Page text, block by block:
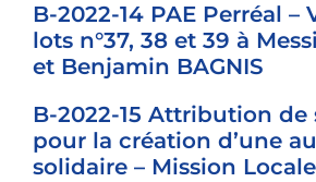
B-2022-14 PAE Perréal –
lots n°37, 38 et 39 à
et Benjamin BAGNIS
B-2022-15 Attribution
pour la création d’une
solidaire – Mission Locale